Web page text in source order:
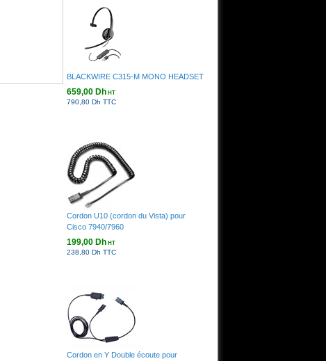
BLACKWIRE C315-M MONO HEADSET
659,00 DhHT
790,80 Dh TTC
Cordon U10 (cordon du Vista) pour
Cisco 7940/7960
199,00 DhHT
238,80 Dh TTC
Cordon en Y Double écoute pour